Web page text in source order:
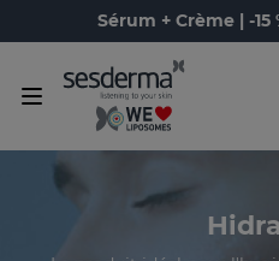
Sérum + Crème | -